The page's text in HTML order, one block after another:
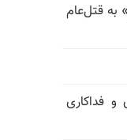
به قتل‌عام
و فداکاری